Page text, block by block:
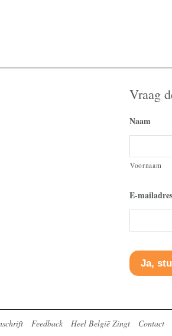
Vraag
Naam
Voornaam
E-mailadres
Feedback Heel België Zingt Contact